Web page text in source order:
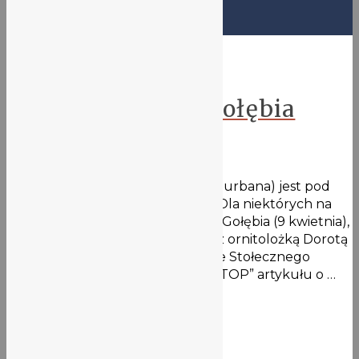
Światowy Dzień Gołębia
Gołąb miejski ((łac. Columba livia f. urbana) jest pod
całkowitą ochroną. Zaskoczenie? Dla niektórych na
pewno! Z okazji Światowego Dnia Gołębia (9 kwietnia),
zachęcamy do lektury: wywiadu z ornitolożką Dorotą
Zielińską, opublikowany na stronie Stołecznego
Towarzystwa Ochrony Ptaków „STOP” artykułu o …